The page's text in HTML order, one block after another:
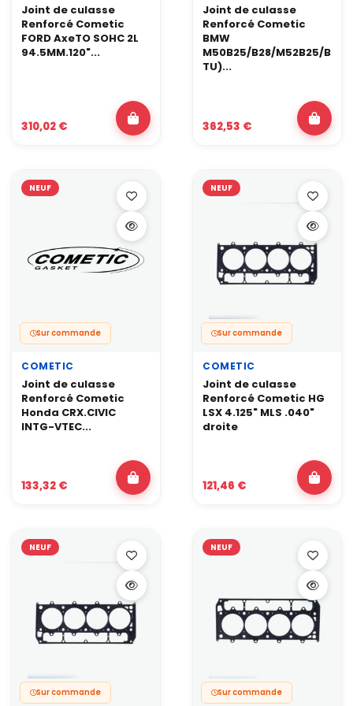
Joint de culasse
Renforcé Cometic
FORD AxeTO SOHC 2L
94.5MM.120"...
310,02 €
Joint de culasse
Renforcé Cometic
BMW
M50B25/B28/M52B25/
TU)...
362,53 €
NEUF
Sur commande
COMETIC
Joint de culasse
Renforcé Cometic
Honda CRX.CIVIC
INTG-VTEC...
133,32 €
NEUF
Sur commande
COMETIC
Joint de culasse
Renforcé Cometic HG
LSX 4.125" MLS .040"
droite
121,46 €
NEUF
Sur commande
NEUF
Sur commande